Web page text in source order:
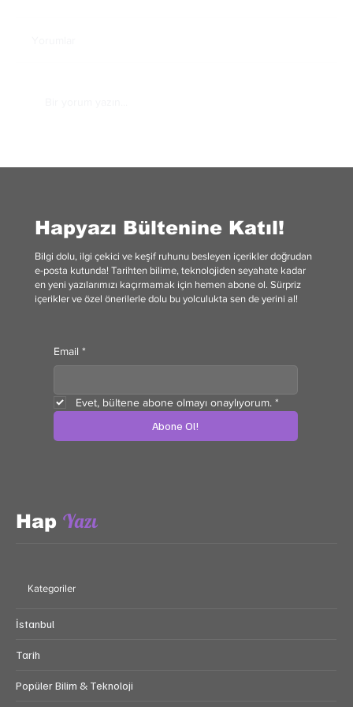
Hapyazı Bültenine Katıl!
Email *
Evet, bültene abone olmayı onaylıyorum. *
Abone Ol!
Bilgi dolu, ilgi çekici ve keşif ruhunu besleyen içerikler doğrudan
e-posta kutunda! Tarihten bilime, teknolojiden seyahate kadar
en yeni yazılarımızı kaçırmamak için hemen abone ol. Sürpriz
içerikler ve özel önerilerle dolu bu yolculukta sen de yerini al!
Hap Yazı
Kategoriler
İstanbul
Tarih
Popüler Bilim & Teknoloji